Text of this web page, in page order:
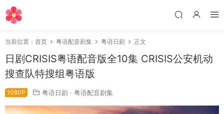
当前位置： 首页 粤语配音剧集 粤语日剧 正文
日剧CRISIS粤语配音版全10集 CRISIS公安机动
搜查队特搜组粤语版
1080P 粤语日剧 · 粤语配音剧集